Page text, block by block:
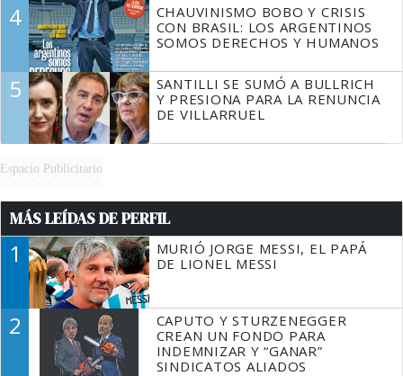
4
CHAUVINISMO BOBO Y CRISIS
CON BRASIL: LOS ARGENTINOS
SOMOS DERECHOS Y HUMANOS
5
SANTILLI SE SUMÓ A BULLRICH
Y PRESIONA PARA LA RENUNCIA
DE VILLARRUEL
Espacio Publicitario
MÁS LEÍDAS DE PERFIL
1
MURIÓ JORGE MESSI, EL PAPÁ
DE LIONEL MESSI
2
CAPUTO Y STURZENEGGER
CREAN UN FONDO PARA
INDEMNIZAR Y “GANAR”
SINDICATOS ALIADOS